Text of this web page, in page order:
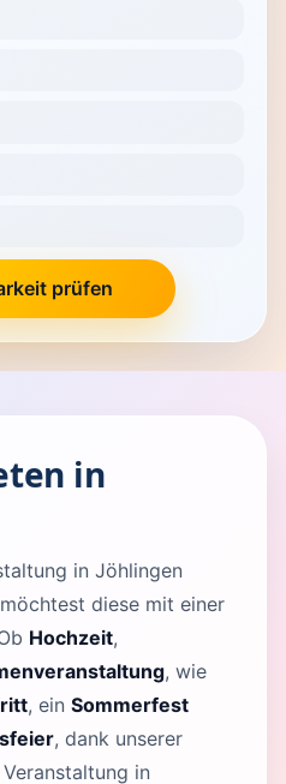
prüfen
in
in Jöhlingen
diese mit einer
Hochzeit,
, wie
, ein Sommerfest
, dank unserer
in